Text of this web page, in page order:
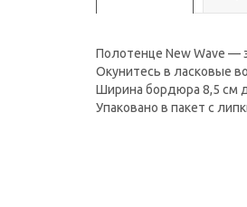
Полотенце New Wave —
Окунитесь в ласковые
Ширина бордюра 8,5 см
Упаковано в пакет с